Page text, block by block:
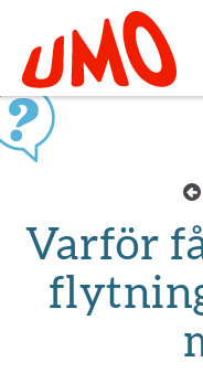
Till startsidan för Umo
Varför